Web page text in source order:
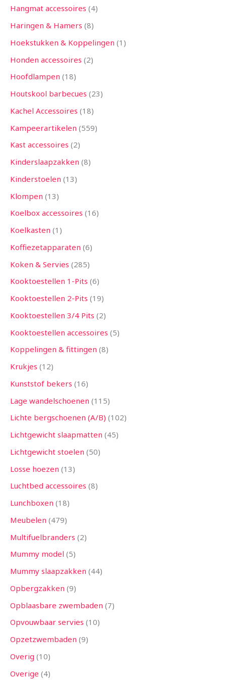
Hangmat accessoires 4
Haringen & Hamers 8
Hoekstukken & Koppelingen 1
Honden accessoires 2
Hoofdlampen 18
Houtskool barbecues 23
Kachel Accessoires 18
Kampeerartikelen 559
Kast accessoires 2
Kinderslaapzakken 8
Kinderstoelen 13
Klompen 13
Koelbox accessoires 16
Koelkasten 1
Koffiezetapparaten 6
Koken & Servies 285
Kooktoestellen 1-Pits 6
Kooktoestellen 2-Pits 19
Kooktoestellen 3/4 Pits 2
Kooktoestellen accessoires 5
Koppelingen & fittingen 8
Krukjes 12
Kunststof bekers 16
Lage wandelschoenen 115
Lichte bergschoenen (A/B) 102
Lichtgewicht slaapmatten 45
Lichtgewicht stoelen 50
Losse hoezen 13
Luchtbed accessoires 8
Lunchboxen 18
Meubelen 479
Multifuelbranders 2
Mummy model 5
Mummy slaapzakken 44
Opbergzakken 9
Opblaasbare zwembaden 7
Opvouwbaar servies 10
Opzetzwembaden 9
Overig 10
Overige 4